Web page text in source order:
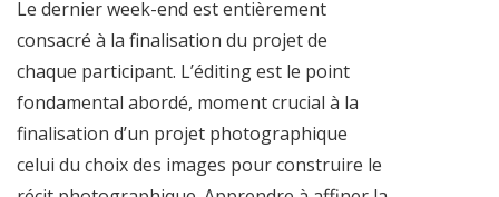
Le dernier week-end est entièrement
consacré à la finalisation du projet de
chaque participant. L’éditing est le point
fondamental abordé, moment crucial à la
finalisation d’un projet photographique
celui du choix des images pour construire le